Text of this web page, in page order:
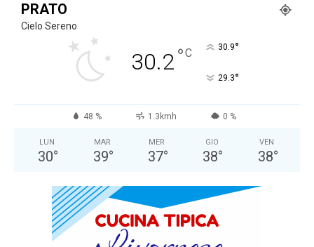
PRATO
Cielo Sereno
30.2°C 30.9°
29.3°
48 % 1.3kmh 0 %
LUN
30°
MAR
39°
MER
37°
GIO
38°
VEN
38°